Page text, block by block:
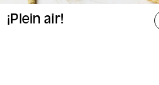
¡Plein air!